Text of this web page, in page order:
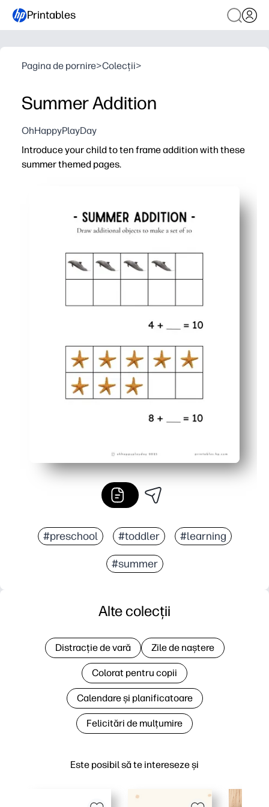
Printables
Pagina de pornire>Colecții>
Summer Addition
OhHappyPlayDay
Introduce your child to ten frame addition with these
summer themed pages.
#preschool #toddler #learning
#summer
Este posibil să te intereseze și
Alte colecții
Distracție de vară Zile de naștere
Colorat pentru copii
Calendare și planificatoare
Felicitări de mulțumire